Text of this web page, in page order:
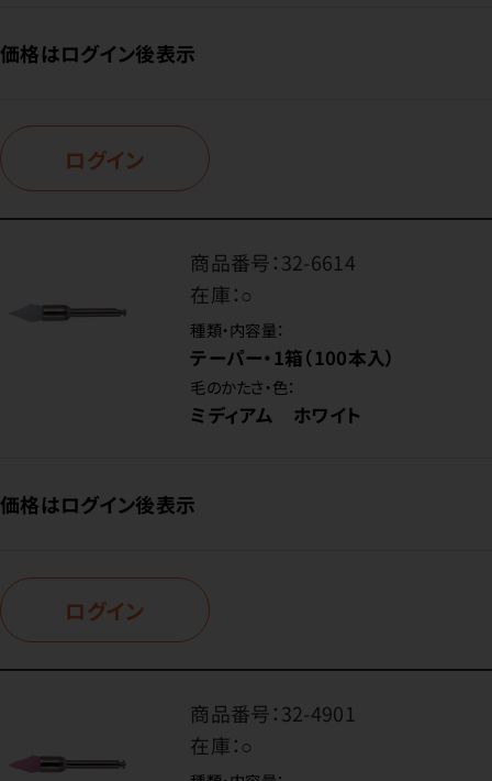
価格はログイン後表示
ログイン
商品番号：32-6614
在庫：○
種類・内容量：
テーパー・1箱（100本入）
毛のかたさ・色：
ミディアム ホワイト
価格はログイン後表示
ログイン
商品番号：32-4901
在庫：○